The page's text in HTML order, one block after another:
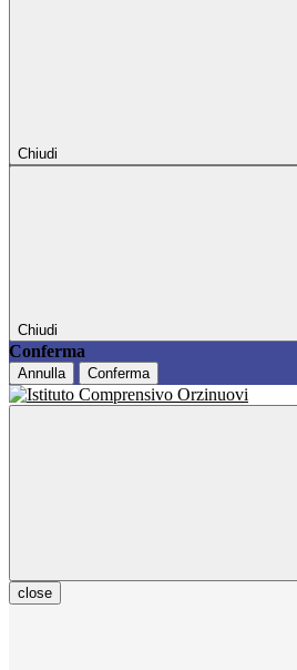
Chiudi
Chiudi
Conferma
Annulla Conferma
close